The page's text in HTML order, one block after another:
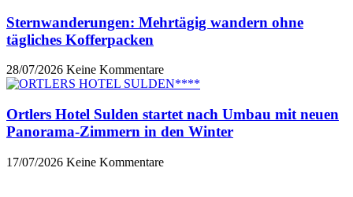
Sternwanderungen: Mehrtägig wandern ohne
tägliches Kofferpacken
28/07/2026 Keine Kommentare
Ortlers Hotel Sulden startet nach Umbau mit neuen
Panorama-Zimmern in den Winter
17/07/2026 Keine Kommentare